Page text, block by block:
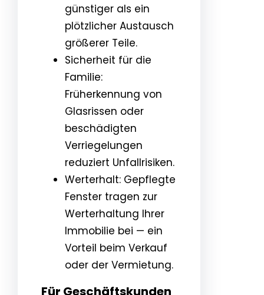
günstiger als ein
plötzlicher Austausch
größerer Teile.
Sicherheit für die
Familie:
Früherkennung von
Glasrissen oder
beschädigten
Verriegelungen
reduziert Unfallrisiken.
Werterhalt: Gepflegte
Fenster tragen zur
Werterhaltung Ihrer
Immobilie bei — ein
Vorteil beim Verkauf
oder der Vermietung.
Für Geschäftskunden